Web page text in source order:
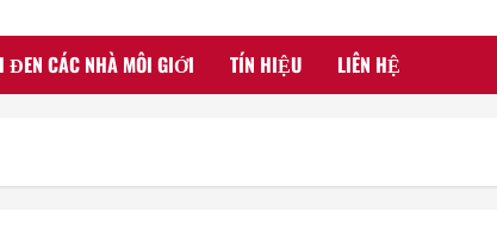
ĐEN CÁC NHÀ MÔI GIỚI TÍN HIỆU LIÊN HỆ